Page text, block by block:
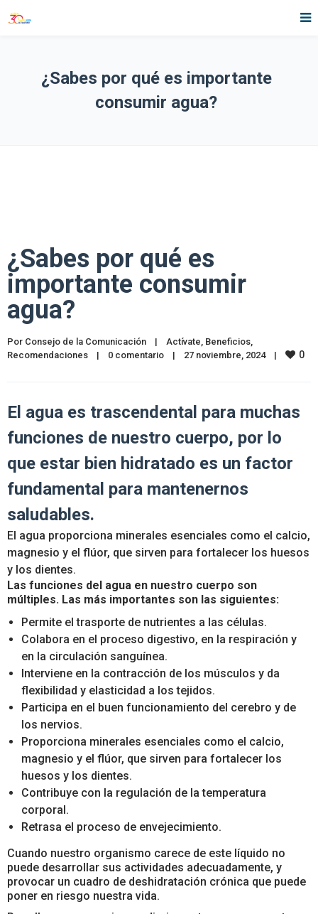
¿Sabes por qué es importante
consumir agua?
¿Sabes por qué es
importante consumir
agua?
Por Consejo de la Comunicación | Actívate, Beneficios
Recomendaciones
| 0 comentario | 27 noviembre, 2024 | 0
El agua es trascendental para muchas
funciones de nuestro cuerpo, por lo
que estar bien hidratado es un factor
fundamental para mantenernos
saludables.
El agua proporciona minerales esenciales como el calcio,
magnesio y el flúor, que sirven para fortalecer los huesos
y los dientes.
Las funciones del agua en nuestro cuerpo son
múltiples. Las más importantes son las siguientes:
Permite el trasporte de nutrientes a las células.
Colabora en el proceso digestivo, en la respiración y
en la circulación sanguínea.
Interviene en la contracción de los músculos y da
flexibilidad y elasticidad a los tejidos.
Participa en el buen funcionamiento del cerebro y de
los nervios.
Proporciona minerales esenciales como el calcio,
magnesio y el flúor, que sirven para fortalecer los
huesos y los dientes.
Contribuye con la regulación de la temperatura
corporal.
Retrasa el proceso de envejecimiento.
Cuando nuestro organismo carece de este líquido no
puede desarrollar sus actividades adecuadamente, y
provocar un cuadro de deshidratación crónica que puede
poner en riesgo nuestra vida.